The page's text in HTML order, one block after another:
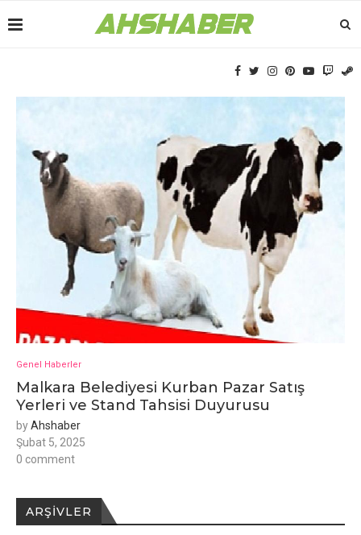
Genel Haberler
Malkara Belediyesi Kurban Pazar Satış
Yerleri ve Stand Tahsisi Duyurusu
byAhshaber
Şubat 5, 2025
0 comment
ARŞIVLER